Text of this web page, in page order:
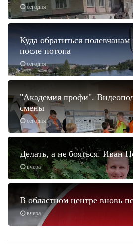
сегодня
сегодня
Куда обратиться
после потопа
сегодня
"Академия профи".
смены
вчера
Делать, а не бояться. Иван
вчера
В областном центре вновь